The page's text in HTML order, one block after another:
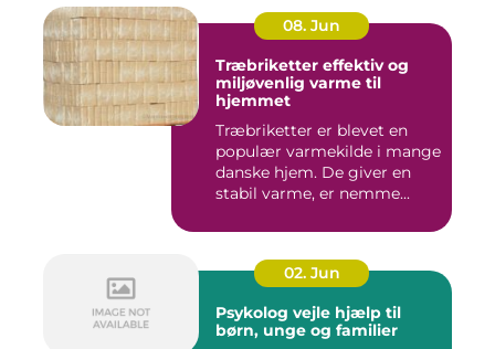
08. Jun
Træbriketter effektiv og
miljøvenlig varme til
hjemmet
Træbriketter er blevet en
populær varmekilde i mange
danske hjem. De giver en
stabil varme, er nemme...
02. Jun
Psykolog vejle hjælp til
børn, unge og familier